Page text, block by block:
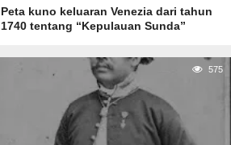
Peta kuno keluaran Venezia dari tahun
1740 tentang “Kepulauan Sunda”
575